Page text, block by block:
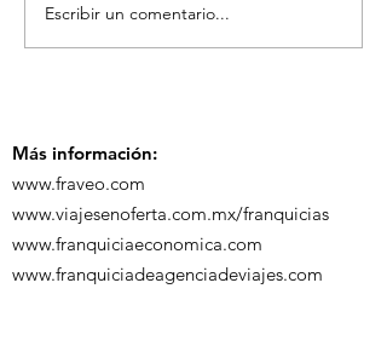
TourTravelynByFraveo
participó en la
Escribir un comentario...
Más información:
www.fraveo.com
www.viajesenoferta.com.mx/franquicias
www.franquiciaeconomica.com
www.franquiciadeagenciadeviajes.com